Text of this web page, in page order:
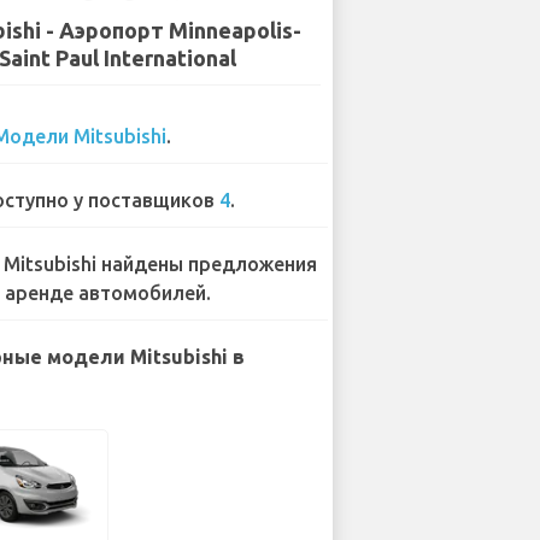
- Аэропорт Minneapolis-
Saint Paul International
Mitsubishi.
у поставщиков 4.
Mitsubishi найдены предложения
аренде автомобилей.
модели Mitsubishi в